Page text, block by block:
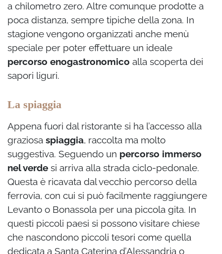
a chilometro zero. Altre comunque prodotte a
poca distanza, sempre tipiche della zona. In
stagione vengono organizzati anche menù
speciale per poter effettuare un ideale
percorso enogastronomico alla scoperta dei
sapori liguri.
La spiaggia
Appena fuori dal ristorante si ha l’accesso alla
graziosa spiaggia, raccolta ma molto
suggestiva. Seguendo un percorso immerso
nel verde si arriva alla strada ciclo-pedonale.
Questa è ricavata dal vecchio percorso della
ferrovia, con cui si può facilmente raggiungere
Levanto o Bonassola per una piccola gita. In
questi piccoli paesi si possono visitare chiese
che nascondono piccoli tesori come quella
dedicata a Santa Caterina d’Alessandria o